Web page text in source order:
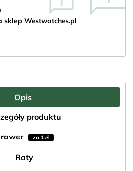
sklep Westwatches.pl
Opis
produktu
za 1zł
Raty